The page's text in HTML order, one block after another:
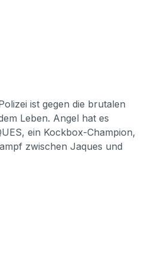
ist gegen die brutalen
Leben. Angel hat es
ein Kockbox-Champion,
zwischen Jaques und